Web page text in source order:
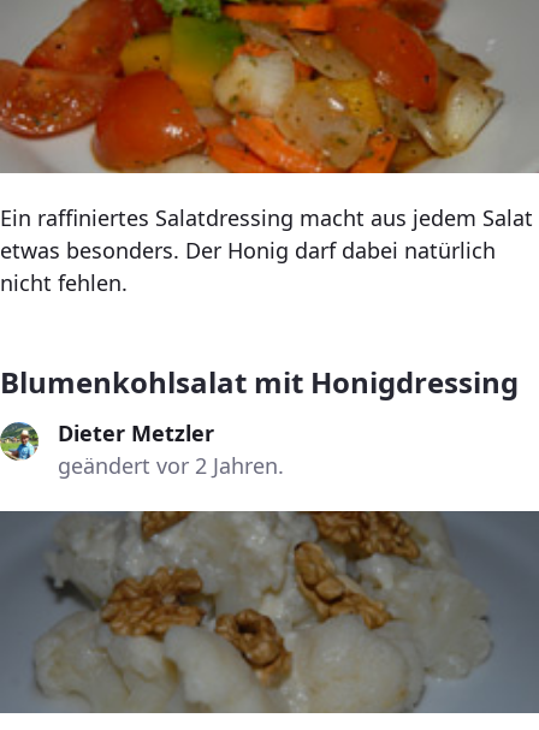
Ein raffiniertes Salatdressing macht aus jedem Salat
etwas besonders. Der Honig darf dabei natürlich
nicht fehlen.
Blumenkohlsalat mit Honigdressing
Dieter Metzler
geändert vor 2 Jahren.